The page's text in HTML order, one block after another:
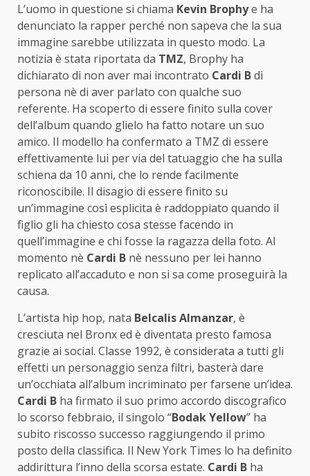
L’uomo in questione si chiama Kevin Brophye ha
denunciato la rapper perché non sapeva che la sua
immagine sarebbe utilizzata in questo modo. La
notizia è stata riportata da TMZ, Brophy ha
dichiarato di non aver mai incontrato Cardi Bdi
persona nè di aver parlato con qualche suo
referente. Ha scoperto di essere finito sulla cover
dell’album quando glielo ha fatto notare un suo
amico. Il modello ha confermato a TMZ di essere
effettivamente lui per via del tatuaggio che ha sulla
schiena da 10 anni, che lo rende facilmente
riconoscibile. Il disagio di essere finito su
un’immagine così esplicita è raddoppiato quando il
figlio gli ha chiesto cosa stesse facendo in
quell’immagine e chi fosse la ragazza della foto. Al
momento nè Cardi B nè nessuno per lei hanno
replicato all’accaduto e non si sa come proseguirà la
causa.
L’artista hip hop, nata Belcalis Almanzar, è
cresciuta nel Bronx ed è diventata presto famosa
grazie ai social. Classe 1992, è considerata a tutti gli
effetti un personaggio senza filtri, basterà dare
un’occhiata all’album incriminato per farsene un’idea.
Cardi B ha firmato il suo primo accordo discografico
lo scorso febbraio, il singolo “Bodak Yellow” ha
subito riscosso successo raggiungendo il primo
posto della classifica. Il New York Times lo ha definito
addirittura l’inno della scorsa estate. Cardi B ha